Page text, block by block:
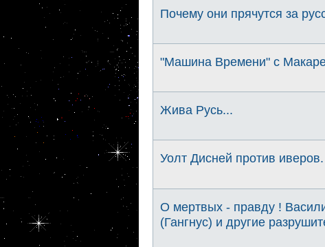
Почему они прячутся за
"Машина Времени" с
Жива Русь...
Уолт Дисней против
О мертвых - правду !
(Гангнус) и другие